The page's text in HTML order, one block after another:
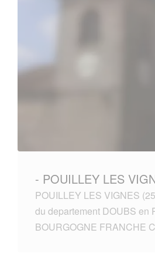
- POUILLEY LES
POUILLEY LES VIGNES
du departement DOUBS en
BOURGOGNE FRANCHE